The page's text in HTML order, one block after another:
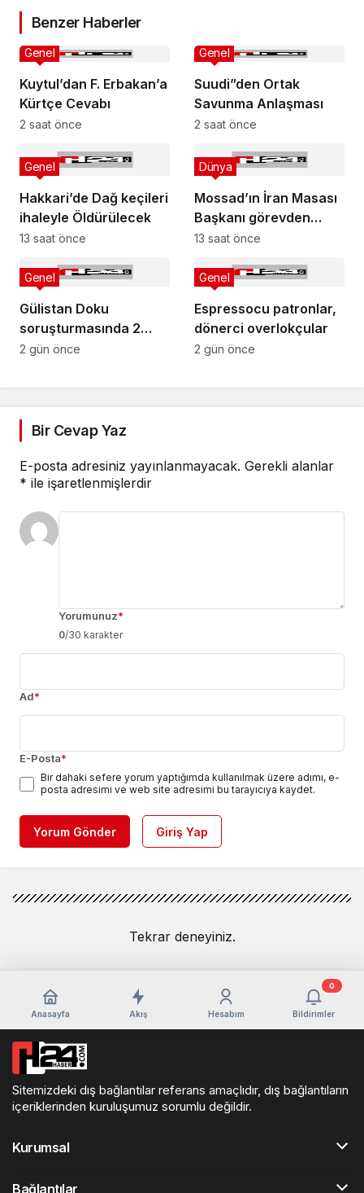
Benzer Haberler
Kuytul’dan F. Erbakan’a
Kürtçe Cevabı
Genel
2 saat önce
Suudi”den Ortak
Savunma Anlaşması
Genel
2 saat önce
Hakkari’de Dağ keçileri
ihaleyle Öldürülecek
Genel
13 saat önce
Mossad’ın İran Masası
Başkanı görevden
alındı
Dünya
13 saat önce
Gülistan Doku
soruşturmasında 2
dalgıç tutuklandı
Genel
2 gün önce
Espressocu patronlar,
dönerci overlokçular
Genel
2 gün önce
Bir Cevap Yaz
E-posta adresiniz yayınlanmayacak. Gerekli alanlar
* ile işaretlenmişlerdir
Yorumunuz*
0/30 karakter
Ad*
E-Posta*
Bir dahaki sefere yorum yaptığımda kullanılmak üzere adımı, e-
posta adresimi ve web site adresimi bu tarayıcıya kaydet.
Yorum Gönder Giriş Yap
Tekrar deneyiniz.
Anasayfa Akış Hesabım Bildirimler
0
Sitemizdeki dış bağlantılar referans amaçlıdır, dış bağlantıların
içeriklerinden kuruluşumuz sorumlu değildir.
Kurumsal
Bağlantılar